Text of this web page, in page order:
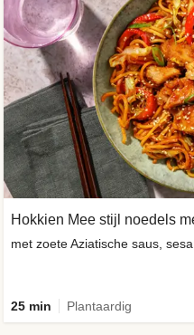
Hokkien Mee stijl noedels
met zoete Aziatische saus,
25 min Plantaardig